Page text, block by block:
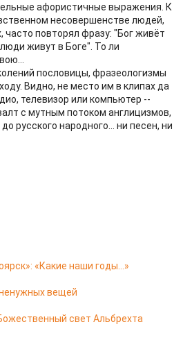
афористичные выражения. К
несовершенстве людей,
часто повторял фразу: "Бог живёт
живут в Боге". То ли
пословицы, фразеологизмы
Видно, не место им в клипах да
телевизор или компьютер --
с мутным потоком англицизмов,
русского народного... ни песен, ни
«Какие наши годы…»
вещей
свет Альбрехта